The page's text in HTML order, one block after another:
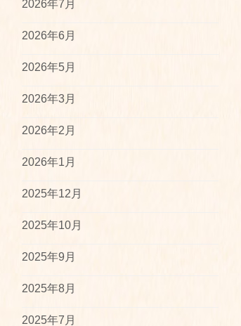
2026年7月
2026年6月
2026年5月
2026年3月
2026年2月
2026年1月
2025年12月
2025年10月
2025年9月
2025年8月
2025年7月